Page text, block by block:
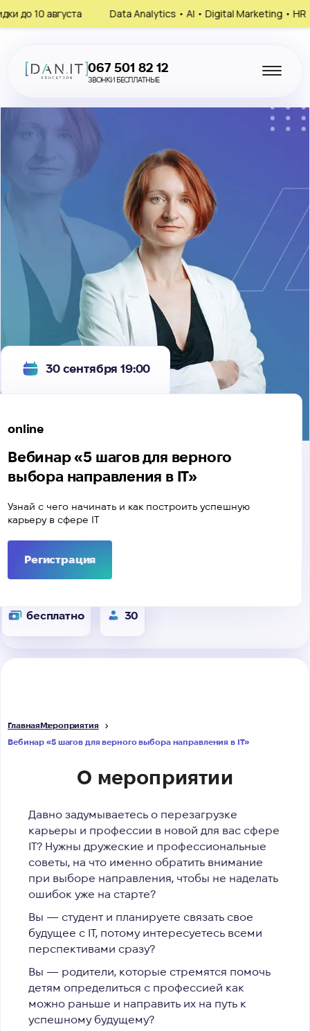
августа Data Analytics • AI • Digital Marketing • HR
067 501 82 12
ЗВОНКИ БЕСПЛАТНЫЕ
online
Вебинар «5 шагов для верного
выбора направления в IT»
Узнай с чего начинать и как построить успешную
карьеру в сфере IТ
Регистрация
бесплатно 30
30 сентября 19:00
ГлавнаяМероприятия
Вебинар «5 шагов для верного выбора направления в IT»
О мероприятии
Давно задумываетесь о перезагрузке
карьеры и профессии в новой для вас сфере
IT?Нужны дружеские и профессиональные
советы, на что именно обратить внимание
при выборе направления, чтобы не наделать
ошибок уже на старте?
Вы — студент и планируете связать свое
будущее с IT, потому интересуетесь всеми
перспективами сразу?
Вы — родители, которые стремятся помочь
детям определиться с профессией как
можно раньше и направить их на путь к
успешному будущему?